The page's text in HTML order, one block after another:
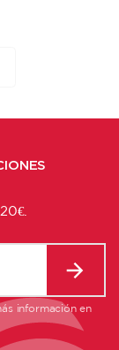
información en